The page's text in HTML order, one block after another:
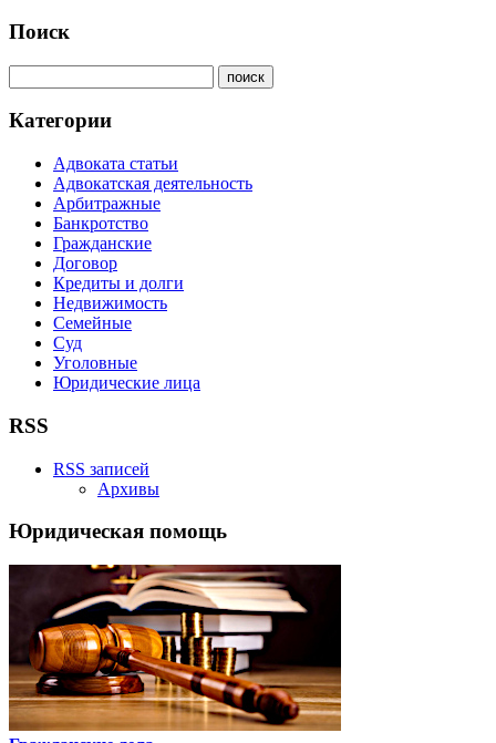
Поиск
Категории
Адвоката статьи
Адвокатская деятельность
Арбитражные
Банкротство
Гражданские
Договор
Кредиты и долги
Недвижимость
Семейные
Суд
Уголовные
Юридические лица
RSS
RSS записей
Архивы
Юридическая помощь